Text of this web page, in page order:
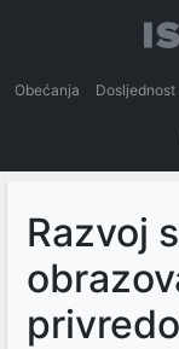
Obećanja Dosljednost
Razvoj